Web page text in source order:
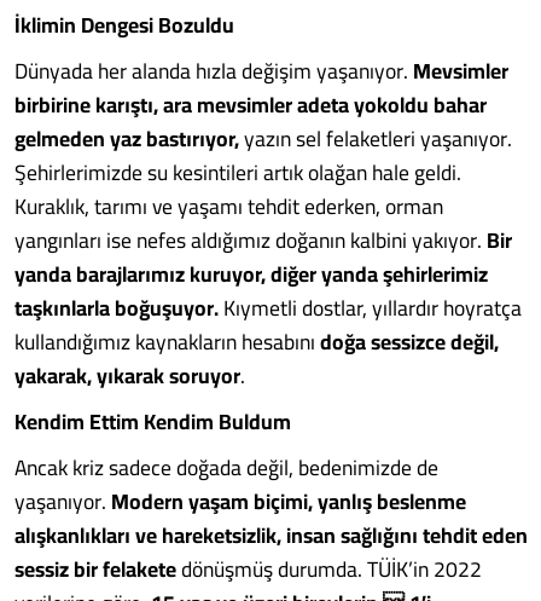
İklimin Dengesi Bozuldu
Dünyada her alanda hızla değişim yaşanıyor.Mevsimler
birbirine karıştı, ara mevsimler adeta yokoldu bahar
gelmeden yaz bastırıyor,yazın sel felaketleri yaşanıyor.
Şehirlerimizde su kesintileri artık olağan hale geldi.
Kuraklık, tarımı ve yaşamı tehdit ederken, orman
yangınları ise nefes aldığımız doğanın kalbini yakıyor.Bir
yanda barajlarımız kuruyor, diğer yanda şehirlerimiz
taşkınlarla boğuşuyor.Kıymetli dostlar, yıllardır hoyratça
kullandığımız kaynakların hesabınıdoğa sessizce değil,
yakarak, yıkarak soruyor.
Kendim Ettim Kendim Buldum
Ancak kriz sadece doğada değil, bedenimizde de
yaşanıyor.Modern yaşam biçimi, yanlış beslenme
alışkanlıkları ve hareketsizlik, insan sağlığını tehdit eden
sessiz bir felaketedönüşmüş durumda. TÜİK’in 2022